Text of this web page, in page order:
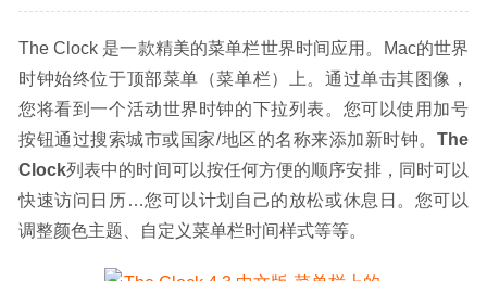
The Clock 是一款精美的菜单栏世界时间应用。Mac的世界
时钟始终位于顶部菜单（菜单栏）上。通过单击其图像，
您将看到一个活动世界时钟的下拉列表。您可以使用加号
按钮通过搜索城市或国家/地区的名称来添加新时钟。 The
Clock列表中的时间可以按任何方便的顺序安排，同时可以
快速访问日历…您可以计划自己的放松或休息日。您可以
调整颜色主题、自定义菜单栏时间样式等等。